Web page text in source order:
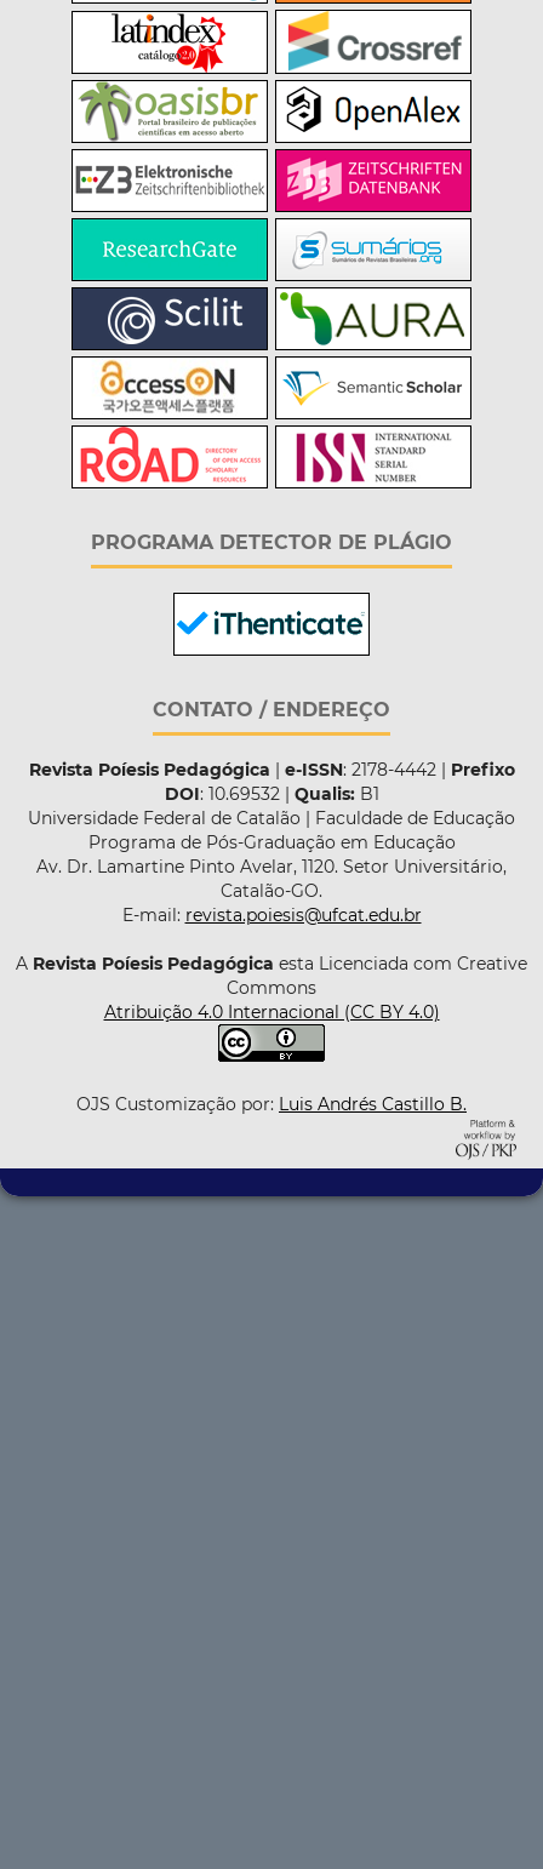
PROGRAMA DETECTOR DE PLÁGIO
CONTATO / ENDEREÇO
Revista Poíesis Pedagógica e-ISSN: 2178-4442 | Prefixo
DOI: 10.69532 | Qualis:B1
Universidade Federal de Catalão | Faculdade de Educação
Programa de Pós-Graduação em Educação
Av. Dr. Lamartine Pinto Avelar, 1120. Setor Universitário,
Catalão-GO.
E-mail: revista.poiesis@ufcat.edu.br
A Revista Poíesis Pedagógica esta Licenciada com Creative
Commons
Atribuição 4.0 Internacional (CC BY 4.0)
OJS Customização por: Luis Andrés Castillo B.